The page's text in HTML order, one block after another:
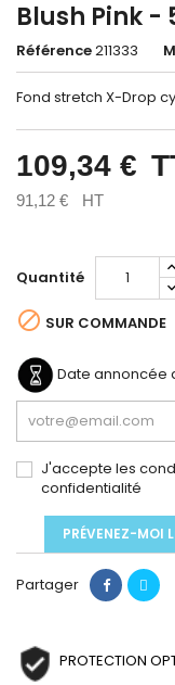
Blush Pink -
Référence211333
Fond stretch X-Drop
109,34 €
91,12 € HT
Quantité
 SUR COMMANDE
Date annoncée
J'accepte les
confidentialité
PRÉVENEZ-MOI
Partager
PROTECTION